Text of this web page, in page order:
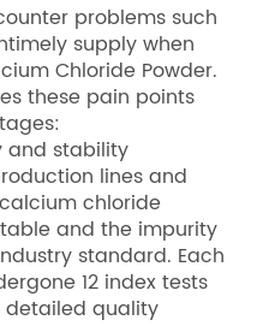
problems such
supply when
Chloride Powder.
these pain points
and stability
lines and
chloride
and the impurity
standard. Each
12 index tests
quality